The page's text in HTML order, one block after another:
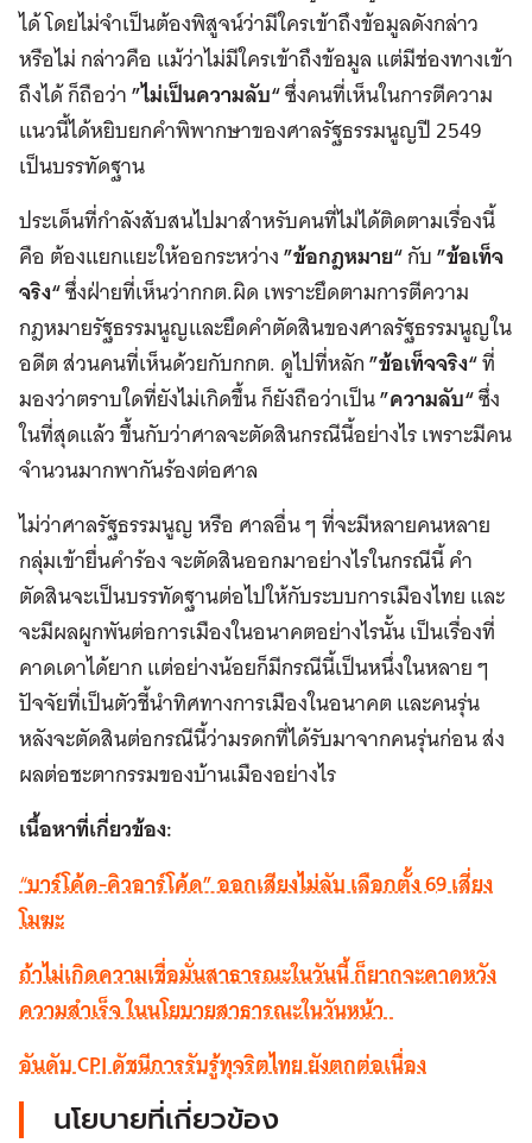
ได้ โดยไม่จำเป็นต้องพิสูจน์ว่ามีใครเข้าถึงข้อมูลดังกล่าว
หรือไม่ กล่าวคือ แม้ว่าไม่มีใครเข้าถึงข้อมูล แต่มีช่องทางเข้า
ถึงได้ ก็ถือว่า”ไม่เป็นความลับ“ซึ่งคนที่เห็นในการตีความ
แนวนี้ได้หยิบยกคำพิพากษาของศาลรัฐธรรมนูญปี 2549
เป็นบรรทัดฐาน
ประเด็นที่กำลังสับสนไปมาสำหรับคนที่ไม่ได้ติดตามเรื่องนี้
คือ ต้องแยกแยะให้ออกระหว่าง”ข้อกฎหมาย“กับ”ข้อเท็จ
จริง“ซึ่งฝ่ายที่เห็นว่ากกต.ผิด เพราะยึดตามการตีความ
กฎหมายรัฐธรรมนูญและยึดคำตัดสินของศาลรัฐธรรมนูญใน
อดีต ส่วนคนที่เห็นด้วยกับกกต. ดูไปที่หลัก”ข้อเท็จจริง“ที่
มองว่าตราบใดที่ยังไม่เกิดขึ้น ก็ยังถือว่าเป็น”ความลับ“ซึ่ง
ในที่สุดแล้ว ขึ้นกับว่าศาลจะตัดสินกรณีนี้อย่างไร เพราะมีคน
จำนวนมากพากันร้องต่อศาล
ไม่ว่าศาลรัฐธรรมนูญ หรือ ศาลอื่น ๆ ที่จะมีหลายคนหลาย
กลุ่มเข้ายื่นคำร้อง จะตัดสินออกมาอย่างไรในกรณีนี้ คำ
ตัดสินจะเป็นบรรทัดฐานต่อไปให้กับระบบการเมืองไทย และ
จะมีผลผูกพันต่อการเมืองในอนาคตอย่างไรนั้น เป็นเรื่องที่
คาดเดาได้ยาก แต่อย่างน้อยก็มีกรณีนี้เป็นหนึ่งในหลาย ๆ
ปัจจัยที่เป็นตัวชี้นำทิศทางการเมืองในอนาคต และคนรุ่น
หลังจะตัดสินต่อกรณีนี้ว่ามรดกที่ได้รับมาจากคนรุ่นก่อน ส่ง
ผลต่อชะตากรรมของบ้านเมืองอย่างไร
เนื้อหาที่เกี่ยวข้อง:
“บาร์โค้ด-คิวอาร์โค้ด” ออกเสียงไม่ลับ เลือกตั้ง 69 เสี่ยง
โมฆะ
ถ้าไม่เกิดความเชื่อมั่นสาธารณะในวันนี้ ก็ยากจะคาดหวัง
ความสำเร็จ ในนโยบายสาธารณะในวันหน้า
อันดับ CPI ดัชนีการรับรู้ทุจริตไทย ยังตกต่อเนื่อง
นโยบายที่เกี่ยวข้อง